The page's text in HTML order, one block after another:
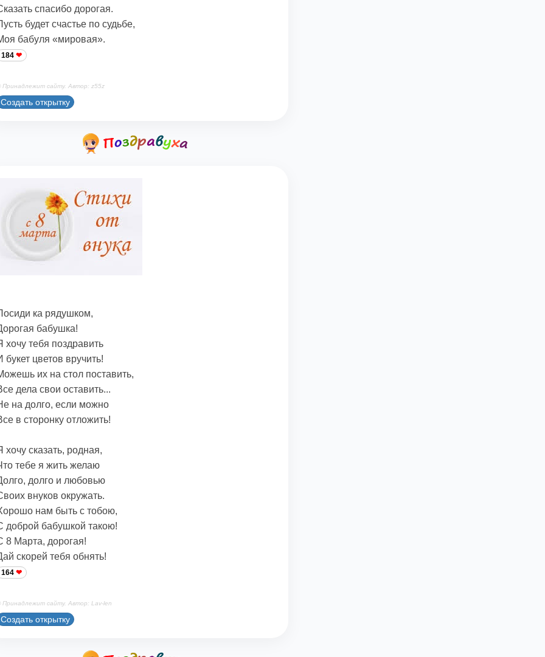
спасибо дорогая.
будет счастье по судьбе,
бабуля «мировая».
184
Принадлежит сайту. Автор: z55z
Создать открытку
ка рядушком,
бабушка!
хочу тебя поздравить
букет цветов вручить!
их на стол поставить,
дела свои оставить...
на долго, если можно
в сторонку отложить!
хочу сказать, родная,
тебе я жить желаю
долго и любовью
внуков окружать.
нам быть с тобою,
доброй бабушкой такою!
8 Марта, дорогая!
скорей тебя обнять!
164
Принадлежит сайту. Автор: Lav-len
Создать открытку